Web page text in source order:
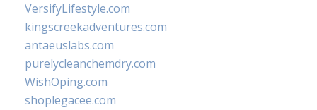
VersifyLifestyle.com
kingscreekadventures.com
antaeuslabs.com
purelycleanchemdry.com
WishOping.com
shoplegacee.com